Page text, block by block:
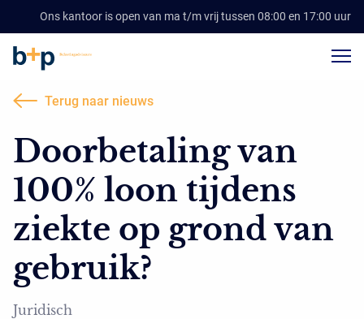
Ons kantoor is open van ma t/m vrij tussen 08:00 en 17:00 uur
Terug naar nieuws
Doorbetaling van
100% loon tijdens
ziekte op grond van
gebruik?
Juridisch